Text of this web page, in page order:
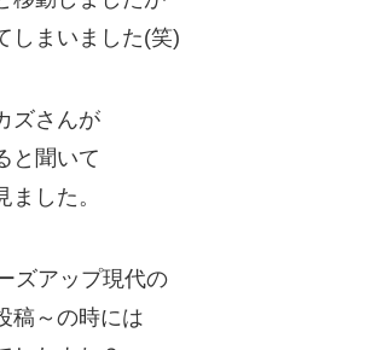
しまいました(笑)
ズさんが
と聞いて
した。
ズアップ現代の
稿～の時には